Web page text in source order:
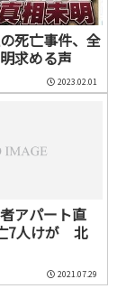
死亡事件、全
求める声
2023.02.01
アパート直
7人けが 北
2021.07.29